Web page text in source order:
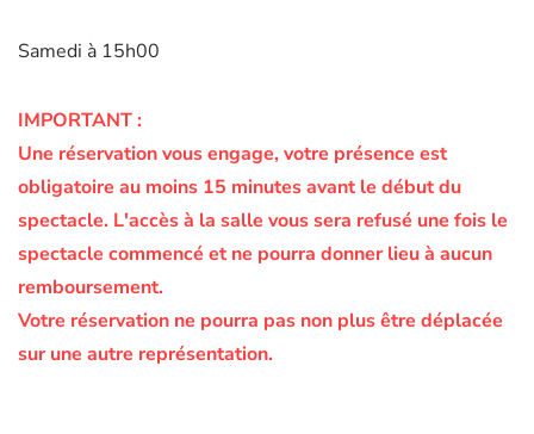
Samedi à 15h00
IMPORTANT :
Une réservation vous engage, votre présence est
obligatoire au moins 15 minutes avant le début du
spectacle. L'accès à la salle vous sera refusé une fois le
spectacle commencé et ne pourra donner lieu à aucun
remboursement.
Votre réservation ne pourra pas non plus être déplacée
sur une autre représentation.